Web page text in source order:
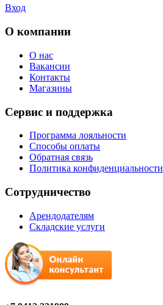
Вход
О компании
О нас
Вакансии
Контакты
Магазины
Сервис и поддержка
Программа лояльности
Способы оплаты
Обратная связь
Политика конфиденциальности
Сотрудничество
Арендодателям
Складские услуги